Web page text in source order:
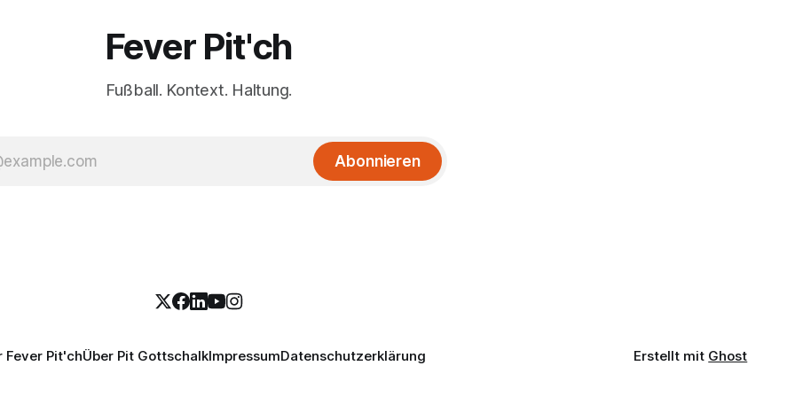
Fever Pit'ch
Fußball. Kontext. Haltung.
Abonnieren
Fever Pit'chÜber Pit GottschalkImpressumDatenschutzerklärung Erstellt mit Ghost